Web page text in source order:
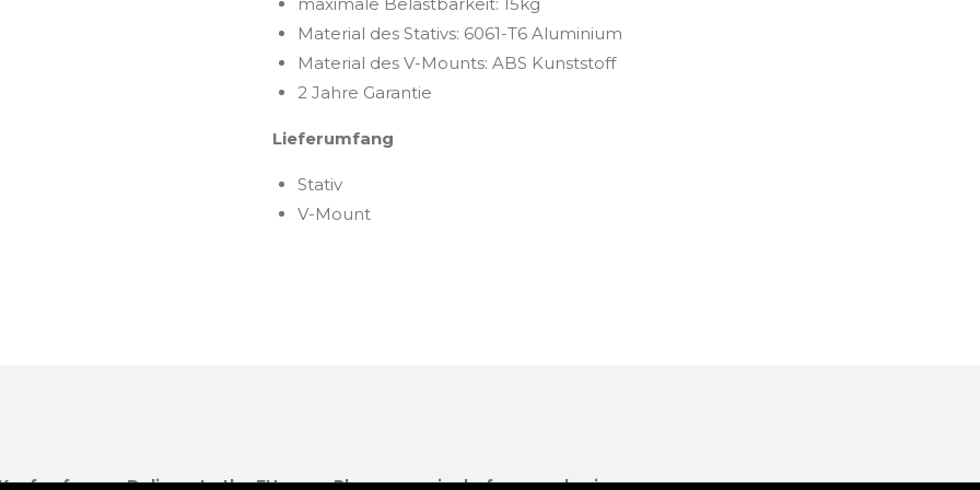
Material des Stativs: 6061-T6 Aluminium
Material des V-Mounts: ABS Kunststoff
2 Jahre Garantie
Lieferumfang
Stativ
V-Mount
anfragen.Delivery to the EU zone: Please enquire before purchasing.